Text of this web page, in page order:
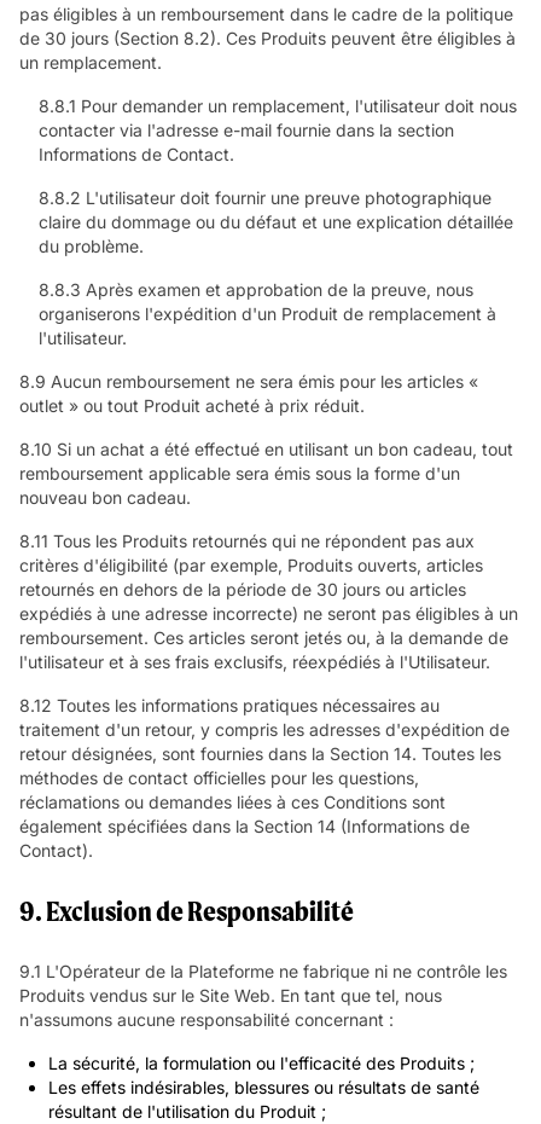
pas éligibles à un remboursement dans le cadre de la politique
de 30 jours (Section 8.2). Ces Produits peuvent être éligibles à
un remplacement.
8.8.1 Pour demander un remplacement, l'utilisateur doit nous
contacter via l'adresse e-mail fournie dans la section
Informations de Contact.
8.8.2 L'utilisateur doit fournir une preuve photographique
claire du dommage ou du défaut et une explication détaillée
du problème.
8.8.3 Après examen et approbation de la preuve, nous
organiserons l'expédition d'un Produit de remplacement à
l'utilisateur.
8.9 Aucun remboursement ne sera émis pour les articles «
outlet » ou tout Produit acheté à prix réduit.
8.10 Si un achat a été effectué en utilisant un bon cadeau, tout
remboursement applicable sera émis sous la forme d'un
nouveau bon cadeau.
8.11 Tous les Produits retournés qui ne répondent pas aux
critères d'éligibilité (par exemple, Produits ouverts, articles
retournés en dehors de la période de 30 jours ou articles
expédiés à une adresse incorrecte) ne seront pas éligibles à un
remboursement. Ces articles seront jetés ou, à la demande de
l'utilisateur et à ses frais exclusifs, réexpédiés à l'Utilisateur.
8.12 Toutes les informations pratiques nécessaires au
traitement d'un retour, y compris les adresses d'expédition de
retour désignées, sont fournies dans la Section 14. Toutes les
méthodes de contact officielles pour les questions,
réclamations ou demandes liées à ces Conditions sont
également spécifiées dans la Section 14 (Informations de
Contact).
9. Exclusion de Responsabilité
9.1 L'Opérateur de la Plateforme ne fabrique ni ne contrôle les
Produits vendus sur le Site Web. En tant que tel, nous
n'assumons aucune responsabilité concernant :
La sécurité, la formulation ou l'efficacité des Produits ;
Les effets indésirables, blessures ou résultats de santé
résultant de l'utilisation du Produit ;